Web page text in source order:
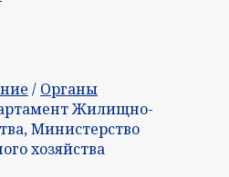
/ Органы
Жилищно-
Министерство
хозяйства